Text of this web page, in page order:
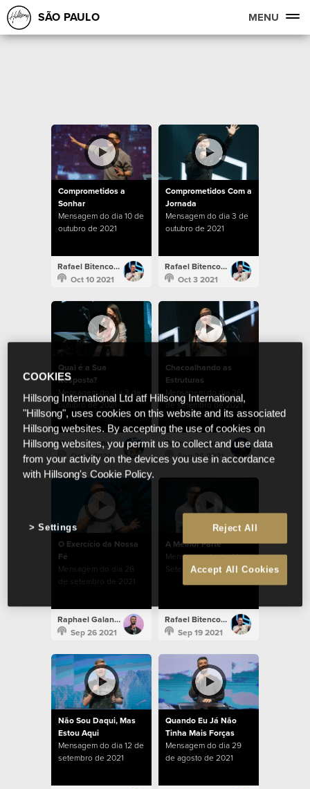
SÃO PAULO MENU
Comprometidos a
Sonhar
Mensagem do dia 10 de
outubro de 2021
Rafael Bitencourt
Oct 10 2021
Comprometidos Com a
Jornada
Mensagem do dia 3 de
outubro de 2021
Rafael Bitencourt
Oct 3 2021
Qual é a Sua
Resposta?
Mensagem do dia 3 de
outubro de 2021
Marina Bitencourt
Oct 3 2021
Chacoalhando as
Estruturas
Mensagem do dia 26
de setembro de 2021
Pedro Albuquerque
Sep 26 2021
O Exercício da Nossa
Fé
Mensagem do dia 26
de setembro de 2021
Raphael Galante
Sep 26 2021
A Melhor Parte
Mensagem do dia 19 de
Setembro de 2021
Rafael Bitencourt
Sep 19 2021
Não Sou Daqui, Mas
Estou Aqui
Mensagem do dia 12 de
setembro de 2021
Quando Eu Já Não
Tinha Mais Forças
Mensagem do dia 29
de agosto de 2021
COOKIES
Hillsong International Ltd atf Hillsong International,
"Hillsong", uses cookies on this website and its associated
Hillsong websites. By accepting the use of cookies on
Hillsong websites, you permit us to collect and use data
from your activity on the devices you use in accordance
with Hillsong's Cookie Policy.
Reject All
Accept All Cookies
Settings